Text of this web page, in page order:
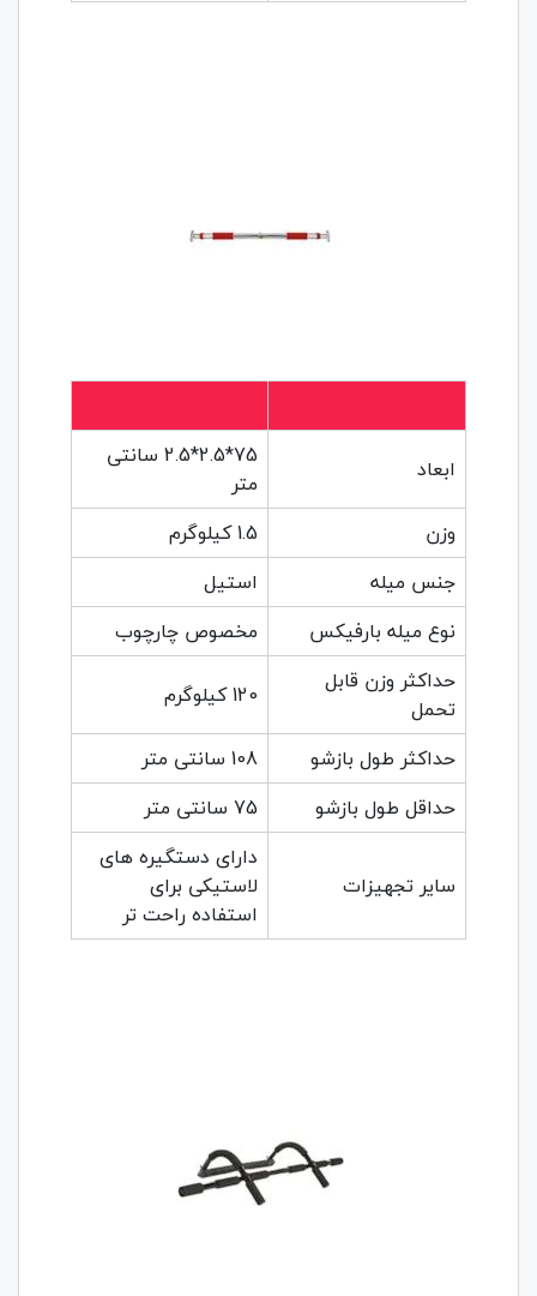
ابعاد
75*2.5*2.5 سانتی
متر
وزن
1.5 کیلوگرم
جنس میله
استیل
نوع میله بارفیکس
مخصوص چارچوب
حداکثر وزن قابل
تحمل
120 کیلوگرم
حداکثر طول بازشو
108 سانتی متر
حداقل طول بازشو
75 سانتی متر
سایر تجهیزات
دارای دستگیره های
لاستیکی برای
استفاده راحت تر